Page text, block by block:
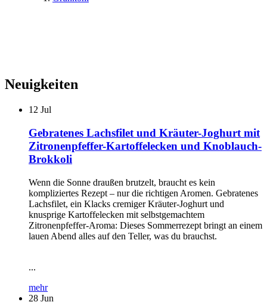
Neuigkeiten
12 Jul
Gebratenes Lachsfilet und Kräuter-Joghurt mit
Zitronenpfeffer-Kartoffelecken und Knoblauch-
Brokkoli
Wenn die Sonne draußen brutzelt, braucht es kein
kompliziertes Rezept – nur die richtigen Aromen. Gebratenes
Lachsfilet, ein Klacks cremiger Kräuter-Joghurt und
knusprige Kartoffelecken mit selbstgemachtem
Zitronenpfeffer-Aroma: Dieses Sommerrezept bringt an einem
lauen Abend alles auf den Teller, was du brauchst.
...
mehr
28 Jun